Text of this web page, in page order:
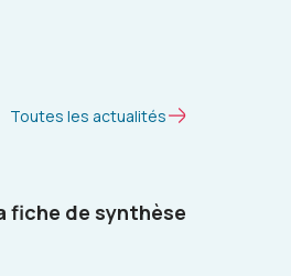
Toutes les actualités
fiche de synthèse